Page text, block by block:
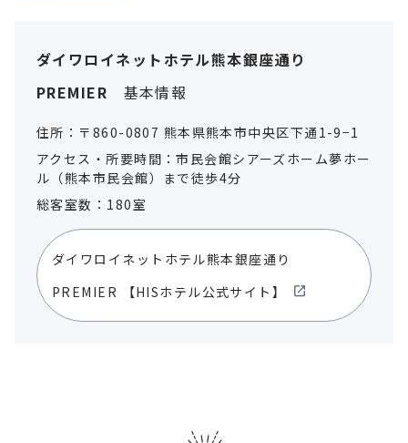
ダイワロイネットホテル熊本銀座通り
PREMIER 基本情報
住所：〒860-0807 熊本県熊本市中央区下通1-9−1
アクセス・所要時間：市民会館シアーズホーム夢ホー
ル（熊本市民会館）まで徒歩4分
総客室数：180室
ダイワロイネットホテル熊本銀座通り
PREMIER
【HISホテル公式サイト】